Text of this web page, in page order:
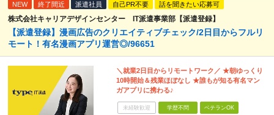
NEW 終了間近 派遣社員 自己PR不要 話を聞きたい応募可
株式会社キャリアデザインセンター IT派遣事業部【派遣登録】
【派遣登録】漫画広告のクリエイティブチェック/2日目からフルリ
モート！有名漫画アプリ運営◎/96651
＼就業2日目からリモートワーク／ ★朝ゆっくり
10時開始＆残業ほぼなし ★誰もが知る有名マン
ガアプリに携わる♪
未経験歓迎 学歴不問 ベテランOK